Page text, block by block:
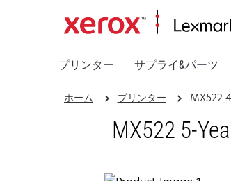
プリンター サプライ&パーツ
ホーム プリンター MX522
MX522 5-